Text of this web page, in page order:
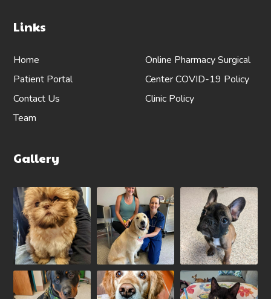
Links
Home
Patient Portal
Contact Us
Team
Online PharmacySurgical
CenterCOVID-19 Policy
Clinic Policy
Gallery